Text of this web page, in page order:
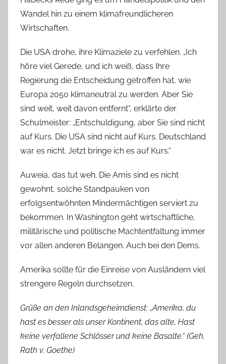
Wandel hin zu einem klimafreundlicheren
Wirtschaften.
Die USA drohe, ihre Klimaziele zu verfehlen. „Ich
höre viel Gerede, und ich weiß, dass Ihre
Regierung die Entscheidung getroffen hat, wie
Europa 2050 klimaneutral zu werden. Aber Sie
sind weit, weit davon entfernt“, erklärte der
Schulmeister: „Entschuldigung, aber Sie sind nicht
auf Kurs. Die USA sind nicht auf Kurs. Deutschland
war es nicht. Jetzt bringe ich es auf Kurs.“
Auweia, das tut weh. Die Amis sind es nicht
gewohnt, solche Standpauken von
erfolgsentwöhnten Mindermächtigen serviert zu
bekommen. In Washington geht wirtschaftliche,
militärische und politische Machtentfaltung immer
vor allen anderen Belangen. Auch bei den Dems.
Amerika sollte für die Einreise von Ausländern viel
strengere Regeln durchsetzen.
Grüße an den Inlandsgeheimdienst: „Amerika, du
hast es besser als unser Kontinent, das alte, Hast
keine verfallene Schlösser und keine Basalte.“ (Geh.
Rath v. Goethe)